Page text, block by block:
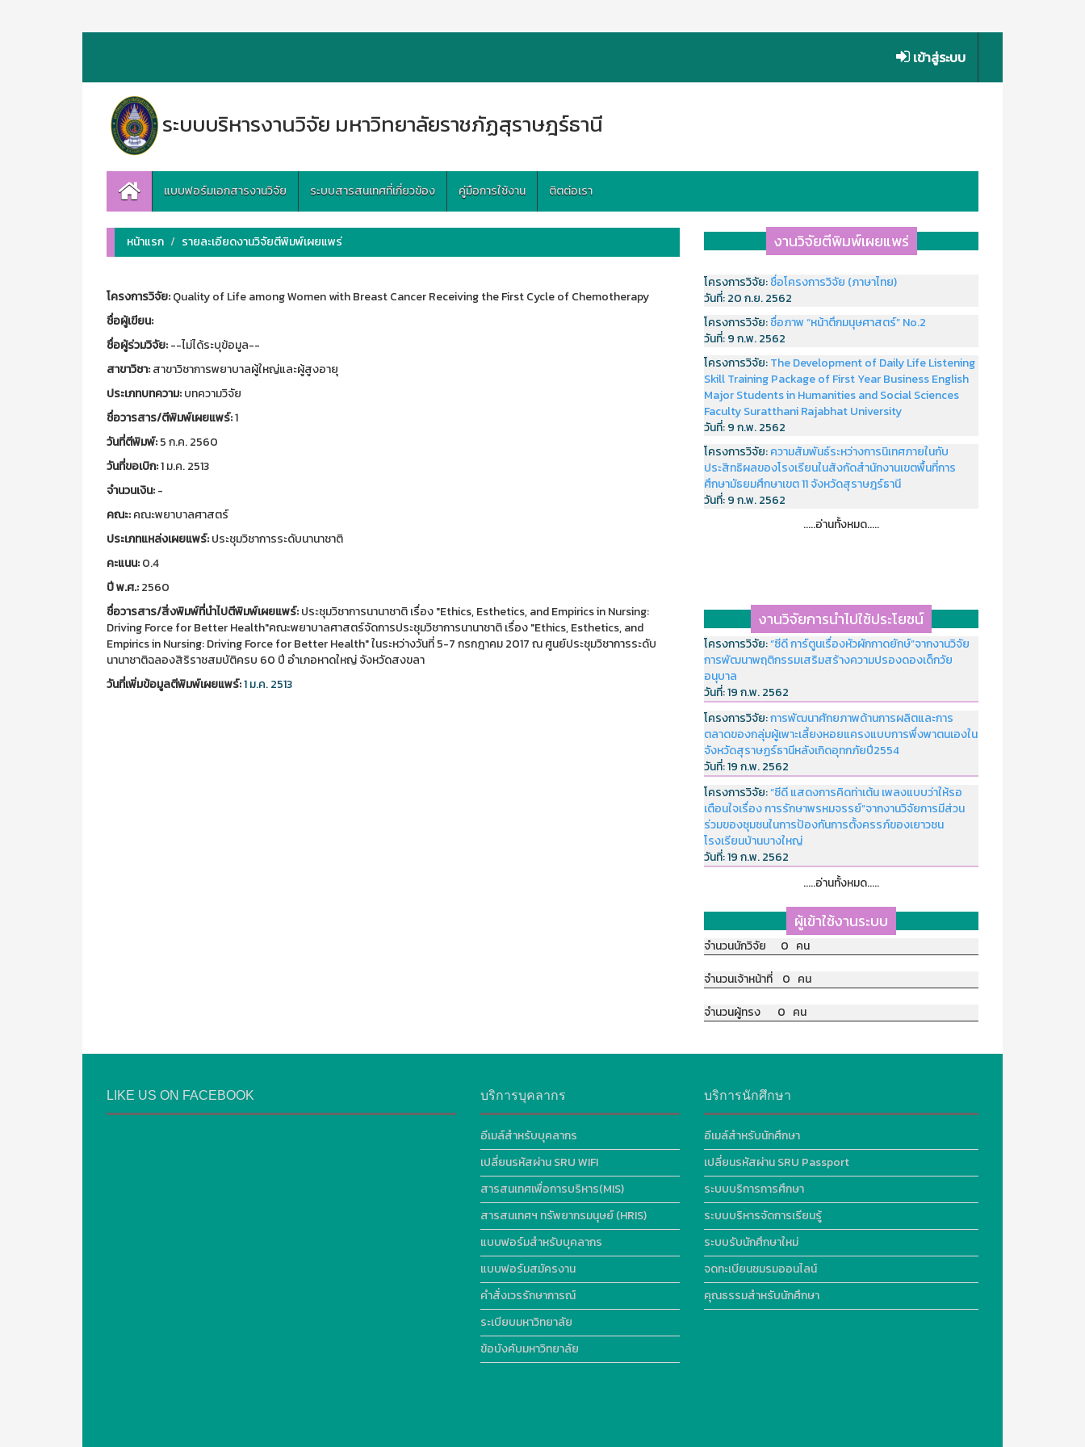
เข้าสู่ระบบ
ระบบบริหารงานวิจัย มหาวิทยาลัยราชภัฏสุราษฎร์ธานี
แบบฟอร์มเอกสารงานวิจัย ระบบสารสนเทศที่เกี่ยวข้อง คู่มือการใช้งาน ติตต่อเรา
หน้าแรก รายละเอียดงานวิจัยตีพิมพ์เผยแพร่
โครงการวิจัย:Quality of Life among Women with Breast Cancer Receiving the First Cycle of Chemotherapy
ชื่อผู้เขียน:
ชื่อผู้ร่วมวิจัย:--ไม่ได้ระบุข้อมูล--
สาขาวิชา:สาขาวิชาการพยาบาลผู้ใหญ่และผู้สูงอายุ
ประเภทบทความ:บทความวิจัย
ชื่อวารสาร/ตีพิมพ์เผยแพร์:1
วันที่ตีพิมพ์:5 ก.ค. 2560
วันที่ขอเบิก:1 ม.ค. 2513
จำนวนเงิน:-
คณะ:คณะพยาบาลศาสตร์
ประเภทแหล่งเผยแพร์:ประชุมวิชาการระดับนานาชาติ
คะแนน:0.4
ปี พ.ศ.:2560
ชื่อวารสาร/สิ่งพิมพ์ที่นำไปตีพิมพ์เผยแพร์:ประชุมวิชาการนานาชาติ เรื่อง "Ethics, Esthetics, and Empirics in Nursing:
Driving Force for Better Health"คณะพยาบาลศาสตร์จัดการประชุมวิชาการนานาชาติ เรื่อง "Ethics, Esthetics, and
Empirics in Nursing: Driving Force for Better Health" ในระหว่างวันที่ 5-7 กรกฎาคม 2017 ณ ศูนย์ประชุมวิชาการระดับ
นานาชาติฉลองสิริราชสมบัติครบ 60 ปี อำเภอหาดใหญ่ จังหวัดสงขลา
วันที่เพิ่มข้อมูลตีพิมพ์เผยแพร์:1 ม.ค. 2513
งานวิจัยตีพิมพ์เผยแพร่
โครงการวิจัย:ชื่อโครงการวิจัย (ภาษาไทย)
วันที่:20 ก.ย. 2562
โครงการวิจัย:ชื่อภาพ “หน้าตึกมนุษศาสตร์” No.2
วันที่:9 ก.พ. 2562
โครงการวิจัย:The Development of Daily Life Listening
Skill Training Package of First Year Business English
Major Students in Humanities and Social Sciences
Faculty Suratthani Rajabhat University
วันที่:9 ก.พ. 2562
โครงการวิจัย:ความสัมพันธ์ระหว่างการนิเทศภายในกับ
ประสิทธิผลของโรงเรียนในสังกัดสำนักงานเขตพื้นที่การ
ศึกษามัธยมศึกษาเขต 11 จังหวัดสุราษฎร์ธานี
วันที่:9 ก.พ. 2562
.....อ่านทั้งหมด.....
งานวิจัยการนำไปใช้ประโยชน์
โครงการวิจัย:“ซีดี การ์ตูนเรื่องหัวผักกาดยักษ์”จากงานวิจัย
การพัฒนาพฤติกรรมเสริมสร้างความปรองดองเด็กวัย
อนุบาล
วันที่:19 ก.พ. 2562
โครงการวิจัย:การพัฒนาศักยภาพด้านการผลิตและการ
ตลาดของกลุ่มผู้เพาะเลี้ยงหอยแครงแบบการพึ่งพาตนเองใน
จังหวัดสุราษฏร์ธานีหลังเกิดอุทกภัยปี2554
วันที่:19 ก.พ. 2562
โครงการวิจัย:“ซีดี แสดงการคิดท่าเต้น เพลงแบบว่าให้รอ
เตือนใจเรื่อง การรักษาพรหมจรรย์”จากงานวิจัยการมีส่วน
ร่วมของชุมชนในการป้องกันการตั้งครรภ์ของเยาวชน
โรงเรียนบ้านบางใหญ่
วันที่:19 ก.พ. 2562
.....อ่านทั้งหมด.....
ผู้เข้าใช้งานระบบ
จำนวนนักวิจัย 0 คน
จำนวนเจ้าหน้าที่ 0 คน
จำนวนผู้ทรง 0 คน
LIKE US ON FACEBOOK บริการบุคลากร
อีเมล์สำหรับบุคลากร
เปลี่ยนรหัสผ่าน SRU WIFI
สารสนเทศเพื่อการบริหาร(MIS)
สารสนเทศฯ ทรัพยากรมนุษย์ (HRIS)
แบบฟอร์มสำหรับบุคลากร
แบบฟอร์มสมัครงาน
คำสั่งเวรรักษาการณ์
ระเบียบมหาวิทยาลัย
ข้อบังคับมหาวิทยาลัย
บริการนักศึกษา
อีเมล์สำหรับนักศึกษา
เปลี่ยนรหัสผ่าน SRU Passport
ระบบบริการการศึกษา
ระบบบริหารจัดการเรียนรู้
ระบบรับนักศึกษาใหม่
จดทะเบียนชมรมออนไลน์
คุณธรรมสำหรับนักศึกษา